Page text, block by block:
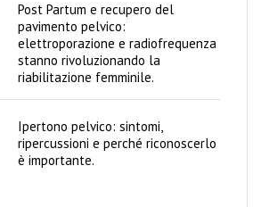
Post Partum e recupero del
pavimento pelvico:
elettroporazione e radiofrequenza
stanno rivoluzionando la
riabilitazione femminile.
Ipertono pelvico: sintomi,
ripercussioni e perché riconoscerlo
è importante.